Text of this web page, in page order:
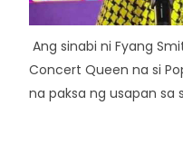
Ang sinabi ni Fyang
Concert Queen na si
na paksa ng usapan sa